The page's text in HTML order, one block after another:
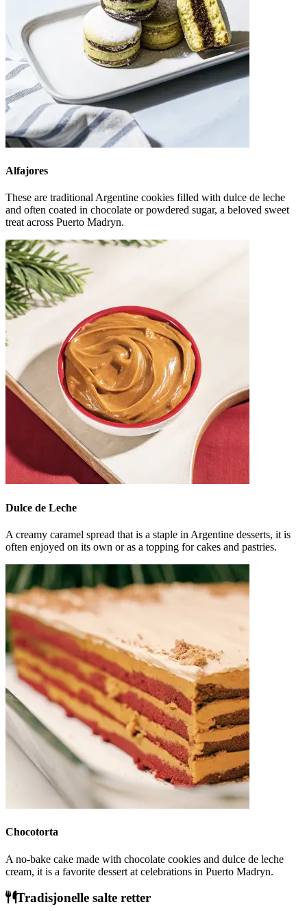
Alfajores
These are traditional Argentine cookies filled with dulce de leche
and often coated in chocolate or powdered sugar, a beloved sweet
treat across Puerto Madryn.
Dulce de Leche
A creamy caramel spread that is a staple in Argentine desserts, it is
often enjoyed on its own or as a topping for cakes and pastries.
Chocotorta
A no-bake cake made with chocolate cookies and dulce de leche
cream, it is a favorite dessert at celebrations in Puerto Madryn.
Tradisjonelle salte retter